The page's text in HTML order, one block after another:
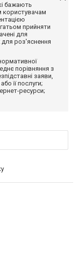
бажають
користувачам
прийняти
для
для роз'яснення
порівняння з
заяви,
її послуги;
ресурси;